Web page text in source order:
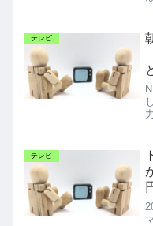
テレビ
テレビ